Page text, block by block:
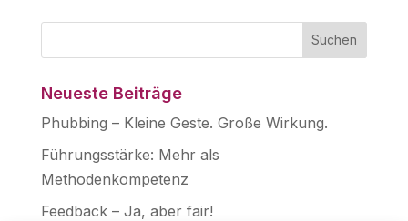
Neueste Beiträge
Phubbing – Kleine Geste. Große Wirkung.
Führungsstärke: Mehr als
Methodenkompetenz
Feedback – Ja, aber fair!